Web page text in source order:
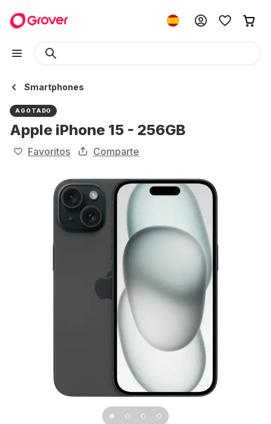
Smartphones
AGOTADO
Apple iPhone 15 - 256GB
Favoritos Comparte